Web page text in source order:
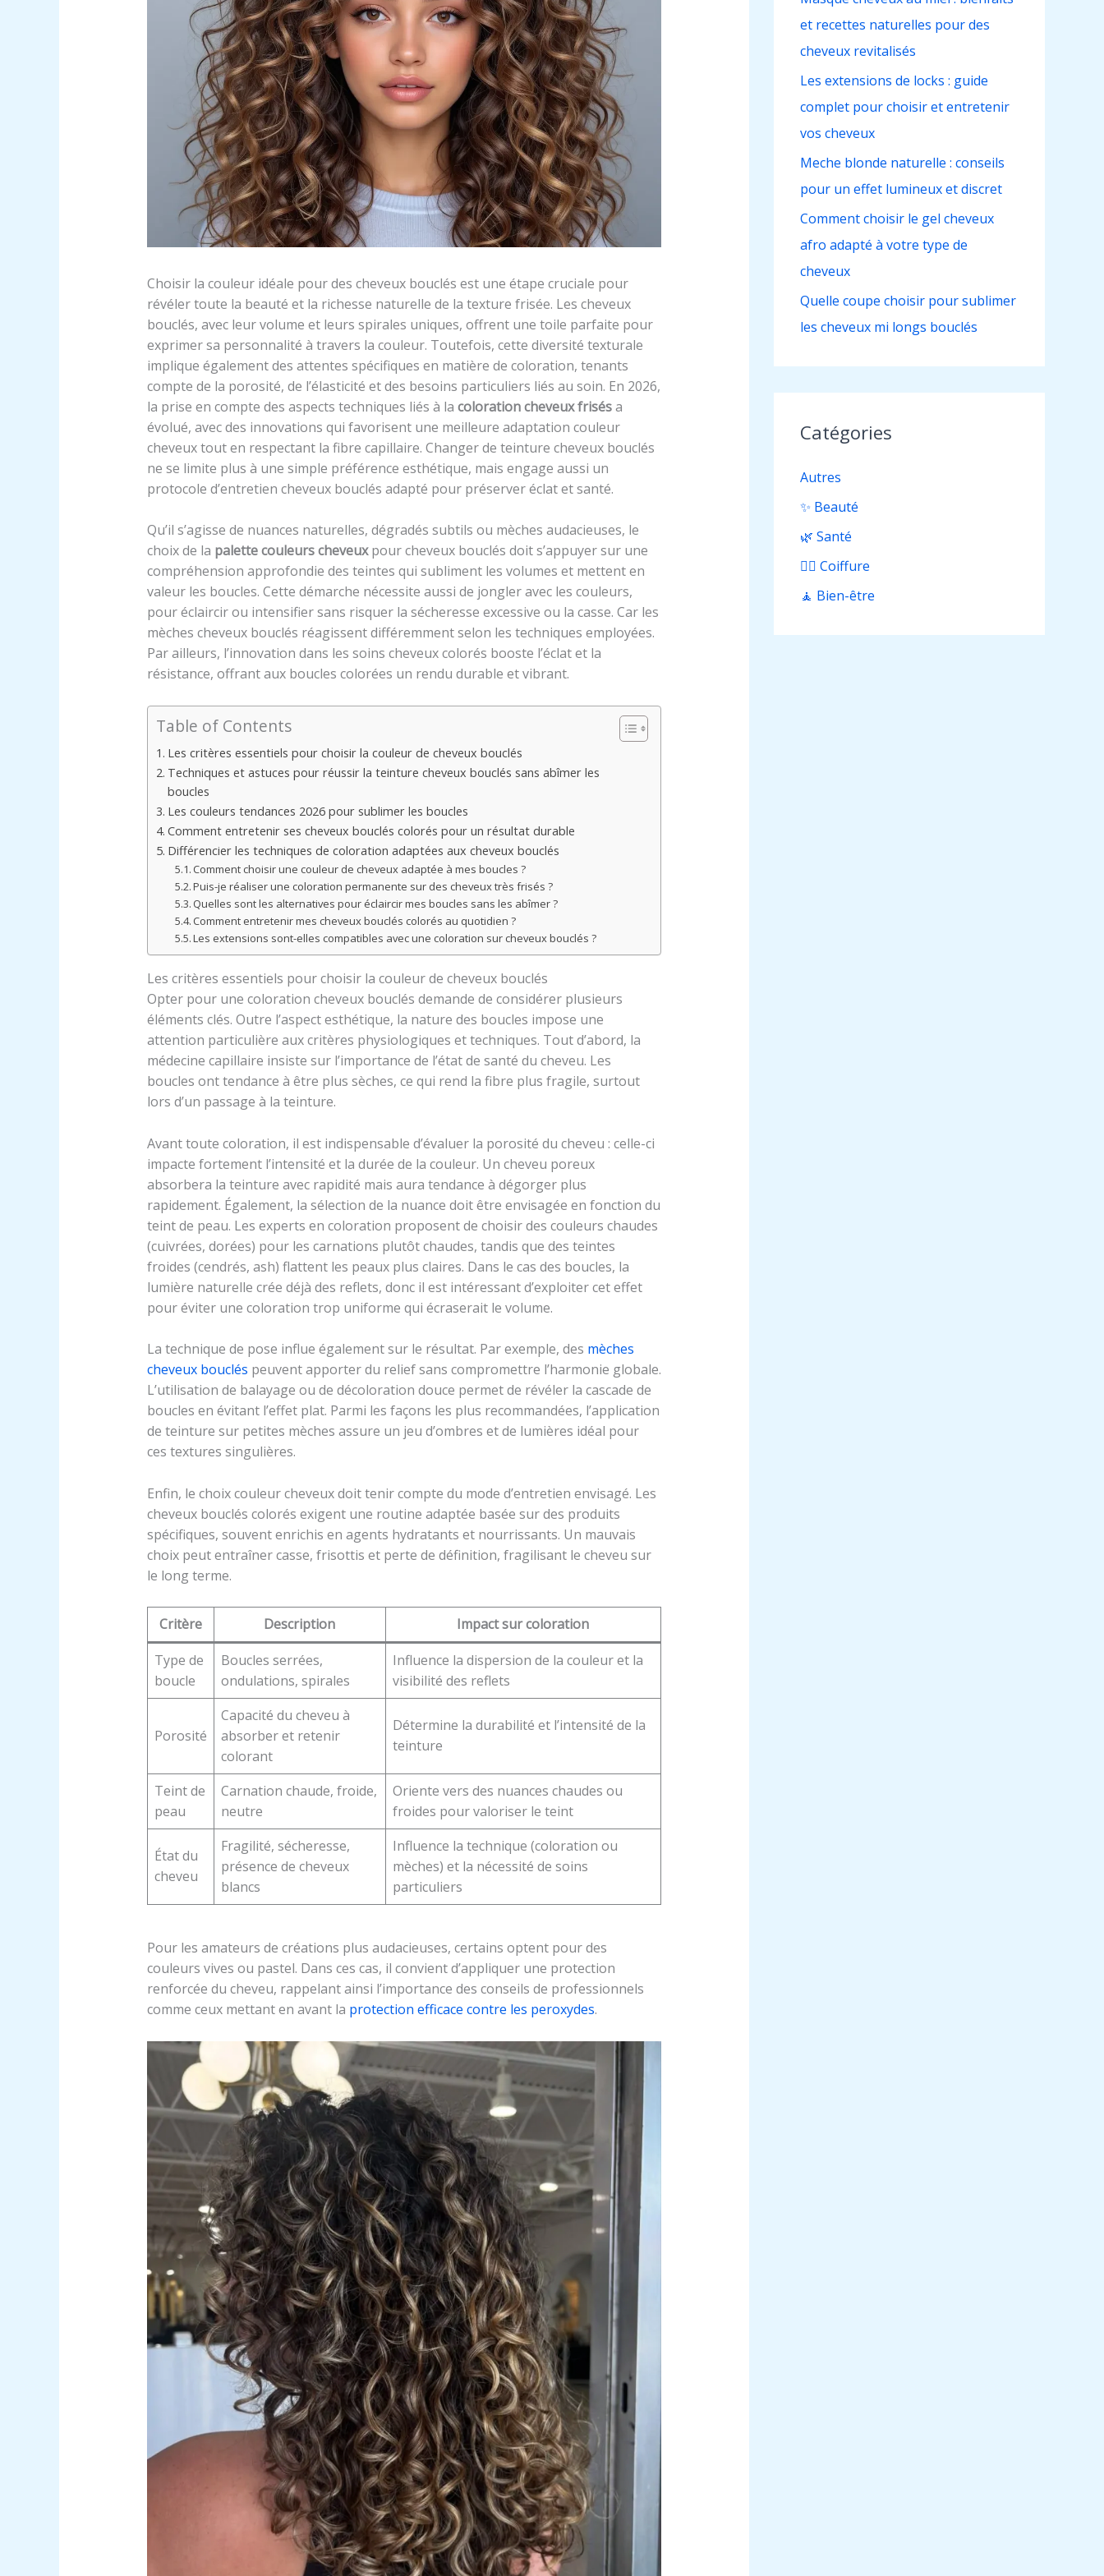
Choisir la couleur idéale pour des cheveux bouclés est une étape cruciale pour
révéler toute la beauté et la richesse naturelle de la texture frisée. Les cheveux
bouclés, avec leur volume et leurs spirales uniques, offrent une toile parfaite pour
exprimer sa personnalité à travers la couleur. Toutefois, cette diversité texturale
implique également des attentes spécifiques en matière de coloration, tenants
compte de la porosité, de l’élasticité et des besoins particuliers liés au soin. En 2026,
la prise en compte des aspects techniques liés à la coloration cheveux frisésa
évolué, avec des innovations qui favorisent une meilleure adaptation couleur
cheveux tout en respectant la fibre capillaire. Changer de teinture cheveux bouclés
ne se limite plus à une simple préférence esthétique, mais engage aussi un
protocole d’entretien cheveux bouclés adapté pour préserver éclat et santé.
Qu’il s’agisse de nuances naturelles, dégradés subtils ou mèches audacieuses, le
choix de la palette couleurs cheveuxpour cheveux bouclés doit s’appuyer sur une
compréhension approfondie des teintes qui subliment les volumes et mettent en
valeur les boucles. Cette démarche nécessite aussi de jongler avec les couleurs,
pour éclaircir ou intensifier sans risquer la sécheresse excessive ou la casse. Car les
mèches cheveux bouclés réagissent différemment selon les techniques employées.
Par ailleurs, l’innovation dans les soins cheveux colorés booste l’éclat et la
résistance, offrant aux boucles colorées un rendu durable et vibrant.
Table of Contents
Les critères essentiels pour choisir la couleur de cheveux bouclés
Techniques et astuces pour réussir la teinture cheveux bouclés sans abîmer les
boucles
Les couleurs tendances 2026 pour sublimer les boucles
Comment entretenir ses cheveux bouclés colorés pour un résultat durable
Différencier les techniques de coloration adaptées aux cheveux bouclés
Comment choisir une couleur de cheveux adaptée à mes boucles ?
Puis-je réaliser une coloration permanente sur des cheveux très frisés ?
Quelles sont les alternatives pour éclaircir mes boucles sans les abîmer ?
Comment entretenir mes cheveux bouclés colorés au quotidien ?
Les extensions sont-elles compatibles avec une coloration sur cheveux bouclés ?
Les critères essentiels pour choisir la couleur de cheveux bouclés
Opter pour une coloration cheveux bouclés demande de considérer plusieurs
éléments clés. Outre l’aspect esthétique, la nature des boucles impose une
attention particulière aux critères physiologiques et techniques. Tout d’abord, la
médecine capillaire insiste sur l’importance de l’état de santé du cheveu. Les
boucles ont tendance à être plus sèches, ce qui rend la fibre plus fragile, surtout
lors d’un passage à la teinture.
Avant toute coloration, il est indispensable d’évaluer la porosité du cheveu : celle-ci
impacte fortement l’intensité et la durée de la couleur. Un cheveu poreux
absorbera la teinture avec rapidité mais aura tendance à dégorger plus
rapidement. Également, la sélection de la nuance doit être envisagée en fonction du
teint de peau. Les experts en coloration proposent de choisir des couleurs chaudes
(cuivrées, dorées) pour les carnations plutôt chaudes, tandis que des teintes
froides (cendrés, ash) flattent les peaux plus claires. Dans le cas des boucles, la
lumière naturelle crée déjà des reflets, donc il est intéressant d’exploiter cet effet
pour éviter une coloration trop uniforme qui écraserait le volume.
La technique de pose influe également sur le résultat. Par exemple, des mèches
cheveux bouclés peuvent apporter du relief sans compromettre l’harmonie globale.
L’utilisation de balayage ou de décoloration douce permet de révéler la cascade de
boucles en évitant l’effet plat. Parmi les façons les plus recommandées, l’application
de teinture sur petites mèches assure un jeu d’ombres et de lumières idéal pour
ces textures singulières.
Enfin, le choix couleur cheveux doit tenir compte du mode d’entretien envisagé. Les
cheveux bouclés colorés exigent une routine adaptée basée sur des produits
spécifiques, souvent enrichis en agents hydratants et nourrissants. Un mauvais
choix peut entraîner casse, frisottis et perte de définition, fragilisant le cheveu sur
le long terme.
Critère Description
Impact sur coloration
Type de
boucle
Boucles serrées,
ondulations, spirales
Influence la dispersion de la couleur et la
visibilité des reflets
Porosité
Capacité du cheveu à
absorber et retenir
colorant
Détermine la durabilité et l’intensité de la
teinture
Teint de
peau
Carnation chaude, froide,
neutre
Oriente vers des nuances chaudes ou
froides pour valoriser le teint
État du
cheveu
Fragilité, sécheresse,
présence de cheveux
blancs
Influence la technique (coloration ou
mèches) et la nécessité de soins
particuliers
Pour les amateurs de créations plus audacieuses, certains optent pour des
couleurs vives ou pastel. Dans ces cas, il convient d’appliquer une protection
renforcée du cheveu, rappelant ainsi l’importance des conseils de professionnels
comme ceux mettant en avant la protection efficace contre les peroxydes.
h
e
r
:
et recettes naturelles pour des
cheveux revitalisés
Les extensions de locks : guide
complet pour choisir et entretenir
vos cheveux
Meche blonde naturelle : conseils
pour un effet lumineux et discret
Comment choisir le gel cheveux
afro adapté à votre type de
cheveux
Quelle coupe choisir pour sublimer
les cheveux mi longs bouclés
Catégories
Autres
✨ Beauté
🌿 Santé
💇‍♀️ Coiffure
🧘 Bien-être